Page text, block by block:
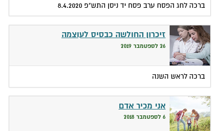
ברכה לחג הפסח ערב פסח יד ניסן התש"פ 8.4.2020
זיכרון החולשה כבסיס לעוצמה
26 לספטמבר 2019
ברכה לראש השנה
אני מכיר אדם
6 לספטמבר 2018